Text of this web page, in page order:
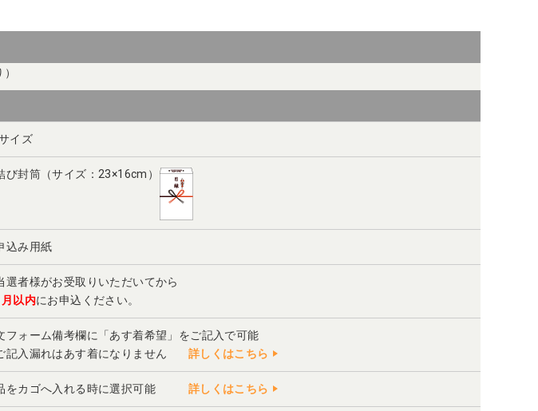
イズ
び封筒（サイズ：23×16cm）
込み用紙
選者様がお受取りいただいてから
以内にお申込ください。
フォーム備考欄に「あす着希望」をご記入で可能
記入漏れはあす着になりません
詳しくはこちら
をカゴへ入れる時に選択可能 詳しくはこちら